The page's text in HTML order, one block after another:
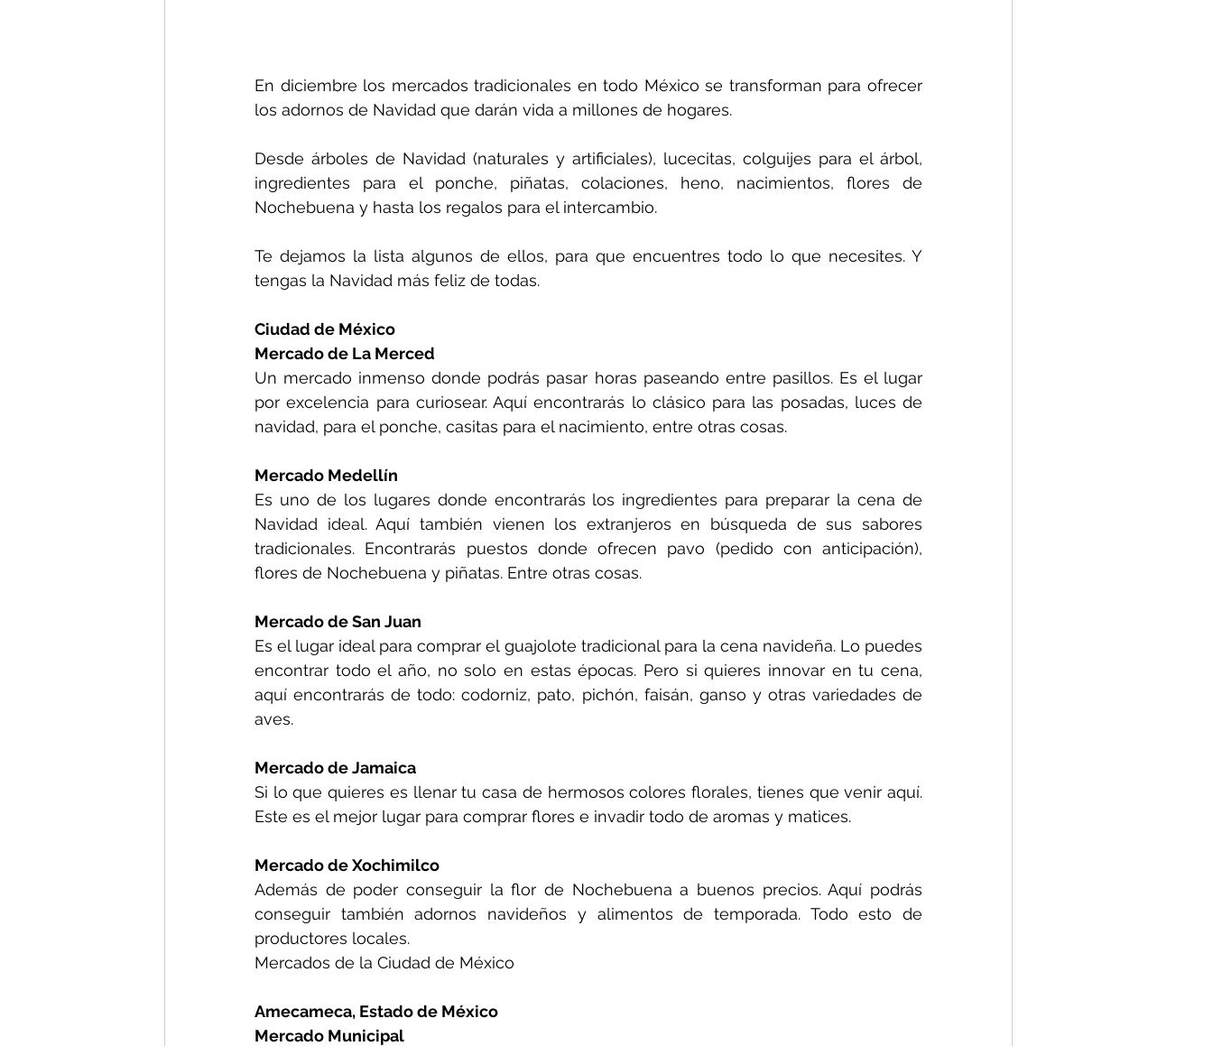
En diciembre los mercados tradicionales en todo México se transforman para ofrecer
los adornos de Navidad que darán vida a millones de hogares.
Desde árboles de Navidad (naturales y artificiales), lucecitas, colguijes para el árbol,
ingredientes para el ponche, piñatas, colaciones, heno, nacimientos, flores de
Nochebuena y hasta los regalos para el intercambio.
Te dejamos la lista algunos de ellos, para que encuentres todo lo que necesites. Y
tengas la Navidad más feliz de todas.
Ciudad de México
Mercado de La Merced
Un mercado inmenso donde podrás pasar horas paseando entre pasillos. Es el lugar
por excelencia para curiosear. Aquí encontrarás lo clásico para las posadas, luces de
navidad, para el ponche, casitas para el nacimiento, entre otras cosas.
Mercado Medellín
Es uno de los lugares donde encontrarás los ingredientes para preparar la cena de
Navidad ideal. Aquí también vienen los extranjeros en búsqueda de sus sabores
tradicionales. Encontrarás puestos donde ofrecen pavo (pedido con anticipación),
flores de Nochebuena y piñatas. Entre otras cosas.
Mercado de San Juan
Es el lugar ideal para comprar el guajolote tradicional para la cena navideña. Lo puedes
encontrar todo el año, no solo en estas épocas. Pero si quieres innovar en tu cena,
aquí encontrarás de todo: codorniz, pato, pichón, faisán, ganso y otras variedades de
aves.
Mercado de Jamaica
Si lo que quieres es llenar tu casa de hermosos colores florales, tienes que venir aquí.
Este es el mejor lugar para comprar flores e invadir todo de aromas y matices.
Mercado de Xochimilco
Además de poder conseguir la flor de Nochebuena a buenos precios. Aquí podrás
conseguir también adornos navideños y alimentos de temporada. Todo esto de
productores locales.
Mercados de la Ciudad de México
Amecameca, Estado de México
Mercado Municipal